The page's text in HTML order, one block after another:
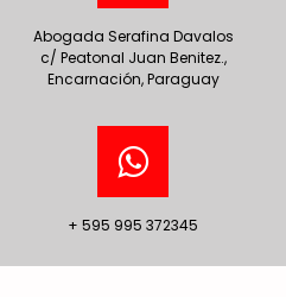
Abogada Serafina Davalos
c/ Peatonal Juan Benitez.,
Encarnación, Paraguay
+ 595 995 372345